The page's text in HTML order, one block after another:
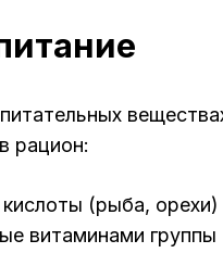
рацион:
(рыба, орехи)
витаминами группы